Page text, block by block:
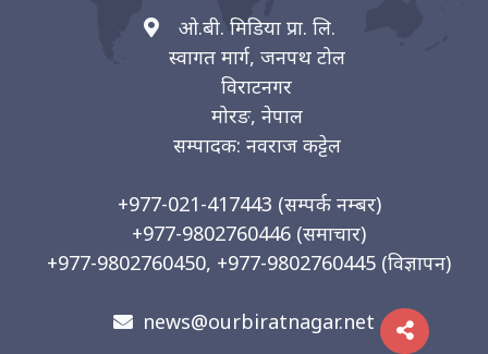
ओ.बी. मिडिया प्रा. लि.
स्वागत मार्ग, जनपथ टोल
विराटनगर
मोरङ, नेपाल
सम्पादक: नवराज कट्टेल
+977-021-417443 (सम्पर्क नम्बर)
+977-9802760446 (समाचार)
+977-9802760450, +977-9802760445 (विज्ञापन)
news@ourbiratnagar.net